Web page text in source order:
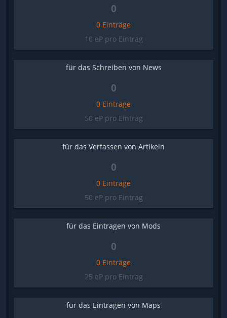
0
0 Einträge
10 eP pro Eintrag
für das Schreiben von News
0
0 Einträge
50 eP pro Eintrag
für das Verfassen von Artikeln
0
0 Einträge
50 eP pro Eintrag
für das Eintragen von Mods
0
0 Einträge
25 eP pro Eintrag
für das Eintragen von Maps